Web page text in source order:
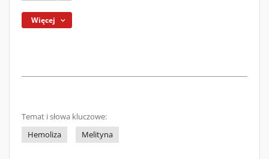
Więcej
Temat i słowa kluczowe:
Hemoliza
Melityna